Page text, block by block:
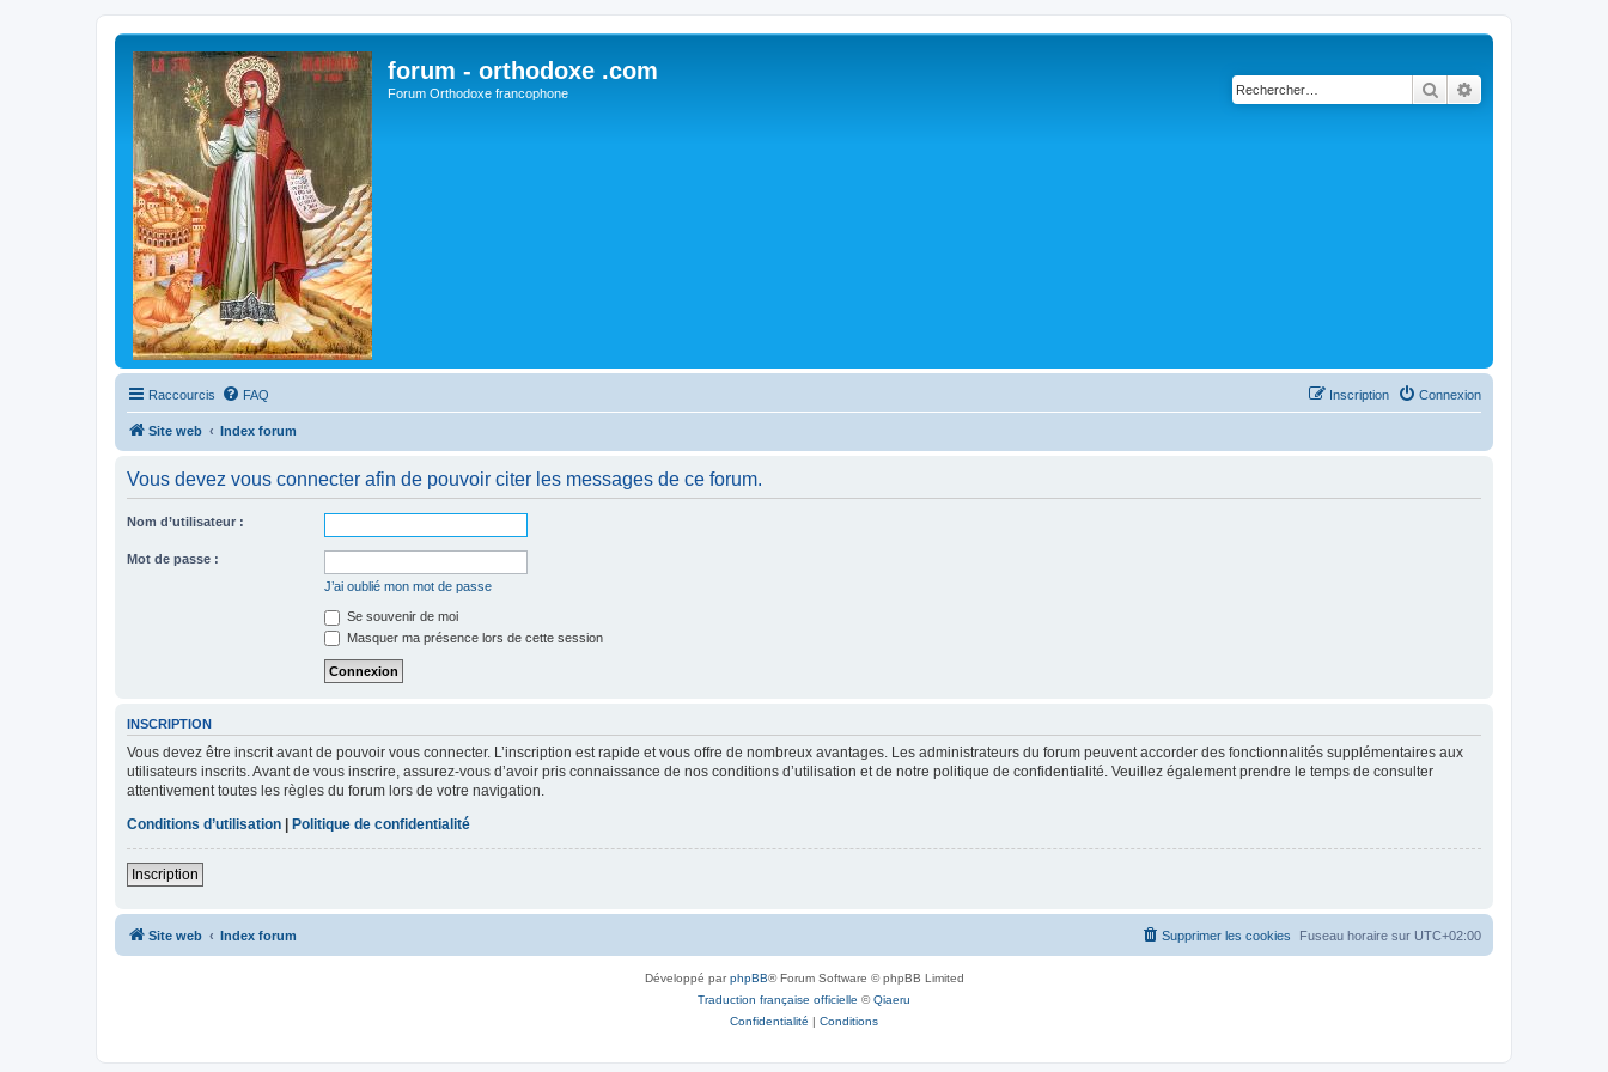
forum - orthodoxe .com
Forum Orthodoxe francophone Rechercher
Raccourcis FAQ Connexion
Inscription
Site web Index forum
Vous devez vous connecter afin de pouvoir citer les messages de ce forum.
Nom d’utilisateur :
Mot de passe :
J’ai oublié mon mot de passe
Se souvenir de moi
Masquer ma présence lors de cette session
INSCRIPTION
Vous devez être inscrit avant de pouvoir vous connecter. L’inscription est rapide et vous offre de nombreux avantages. Les administrateurs du forum peuvent accorder des fonctionnalités supplémentaires aux
utilisateurs inscrits. Avant de vous inscrire, assurez-vous d’avoir pris connaissance de nos conditions d’utilisation et de notre politique de confidentialité. Veuillez également prendre le temps de consulter
attentivement toutes les règles du forum lors de votre navigation.
Conditions d’utilisation | Politique de confidentialité
Inscription
Site web Index forum Fuseau horaire sur UTC+02:00
Supprimer les cookies
Développé parphpBB® Forum Software © phpBB Limited
Traduction française officielle ©Qiaeru
Confidentialité | Conditions